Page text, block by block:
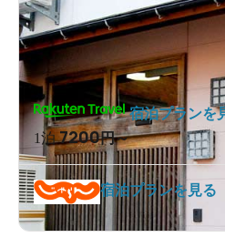
1泊7200円～
宿泊プランを
宿泊プランを見る